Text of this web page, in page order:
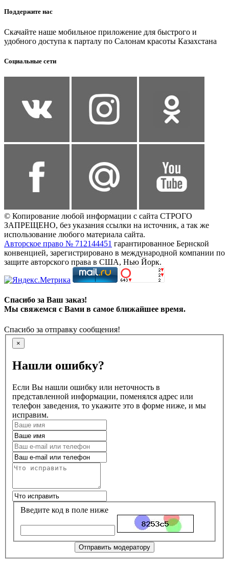
Поддержите нас
Скачайте наше мобильное приложение для быстрого и
удобного доступа к парталу по Салонам красоты Казахстана
Социальные сети
© Копирование любой информации с сайта СТРОГО
ЗАПРЕЩЕНО, без указания ссылки на источник, а так же
использование любого материала сайта.
Авторское право № 712144451 гарантированное Бернской
конвенцией, зарегистрировано в международной компании по
защите авторского права в США, Нью Йорк.
Спасибо за Ваш заказ!
Мы свяжемся с Вами в самое ближайшее время.
Спасибо за отправку сообщения!
×
Нашли ошибку?
Если Вы нашли ошибку или неточность в
представленной информации, поменялся адрес или
телефон заведения, то укажите это в форме ниже, и мы
исправим.
Введите код в поле ниже
Отправить модератору